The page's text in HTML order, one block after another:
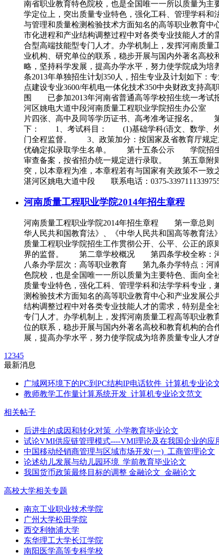
南省职业教育特色院校，也是全国唯一一所以质量为
学定位上，突出质量专业特色，强化工科、管理学科
与管理和质量检测检验技术方面知名的高等职业教育
市化进程和产业结构调整过程中对各类专业技能人才
合型高端技能型专门人才。办学机制上，发挥河南质
业机构、研究单位的联系，稳步开展与国内外著名高
略，坚持科学发展，提高办学水平，努力使学院成
条2013年单独招生计划350人，招生专业及计划如下：
点建设专业3600/年机电一体化技术350中央财政支持
围 已参加2013年河南省普通高等学校招生统一考
河区姚电大道中段河南质量工程职业学院招生办公
片四张、高中及同等学历证书、高考准考证报名。
下： 1、考试科目： (1)基础学科(语文、数学、外
门全程监督。 3、政策加分：按国家及省教育厅规
优确定拟录取学生名单。 第十五条公示 学院招生
审查备案，按省招办统一规定进行录取。 第五章附
突，以本章程为准，本章程若有与国家有关政策不
湛河区姚电大道中段 联系电话：0375-
河南质量工程职业学院2014年招生章程
河南质量工程职业学院2014年招生章程 第一章总则
华人民共和国教育法》、《中华人民共和国高等教
质量工程职业学院招生工作贯彻公开、公平、公正的
界的监督。 第二章学校概况 第四条学校全称：
八条办学层次：高等职业教育 第九条办学特点：河南
色院校，也是全国唯一一所以质量为主要特色、面向
质量专业特色，强化工科、管理学科和法学学科专业
测检验技术方面知名的高等职业教育中心和产业发展
结构调整过程中对各类专业技能人才的需求，特别是
专门人才。办学机制上，发挥河南质量工程高等职业
位的联系，稳步开展与国内外著名高校和教育机构的
展，提高办学水平，努力使学院成为培养质量专业人
1 2345
最新消息
广域网环境下的PC到PC结构IP电话软件_计算机专业论
教师教学工作量计算系统开发_计算机专业论文范文
相关帖子
后进生的成因和转化对策_小学教育毕业论文
试论VMI供应链管理模式----VMI理论及在我国企业的应
中国移动经销商管理与区域市场开发(一)_工商管理论文
论述幼儿发展与幼儿园环境_学前教育毕业论文
我国货币政策最终目标的调整 金融论文_金融论文
高校大学相关专题
南京工业职业技术学院
广州大学松田学院
西交利物浦大学
东华理工大学长江学院
南阳医学高等专科学校